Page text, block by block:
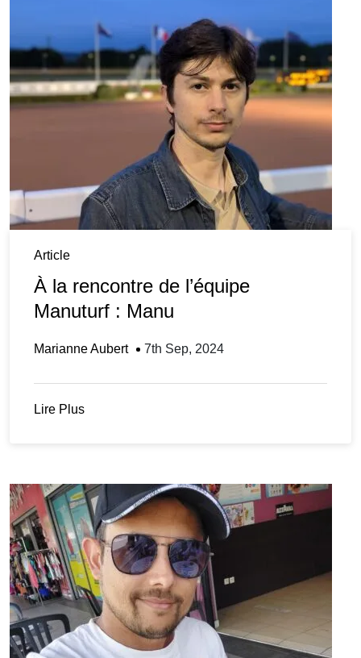
Article
À la rencontre de l’équipe
Manuturf : Manu
Marianne Aubert 7th Sep, 2024
Lire Plus